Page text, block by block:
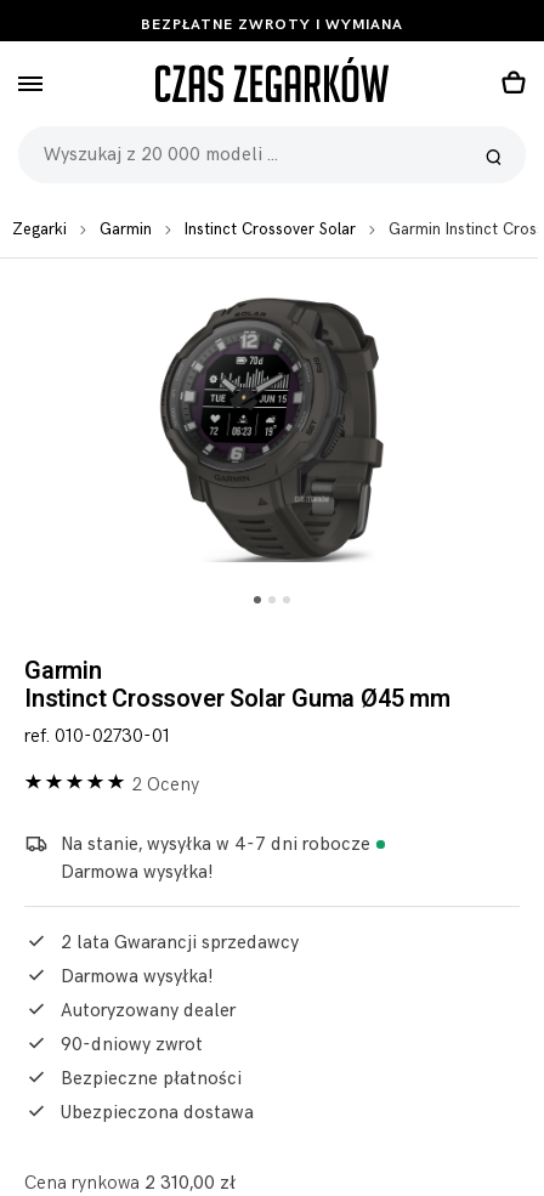
BEZPŁATNE ZWROTY I WYMIANA
Zegarki Garmin Instinct Crossover Solar Garmin Instinct
Garmin
Instinct Crossover Solar Guma Ø45 mm
ref. 010-02730-01
2 Oceny
Na stanie, wysyłka w 4-7 dni robocze
Darmowa wysyłka!
2 lata Gwarancji sprzedawcy
Darmowa wysyłka!
Autoryzowany dealer
90-dniowy zwrot
Bezpieczne płatności
Ubezpieczona dostawa
Cena rynkowa 2 310,00 zł